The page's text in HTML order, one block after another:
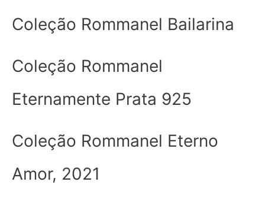
Coleção Rommanel Bailarina
Coleção Rommanel
Eternamente Prata 925
Coleção Rommanel Eterno
Amor, 2021